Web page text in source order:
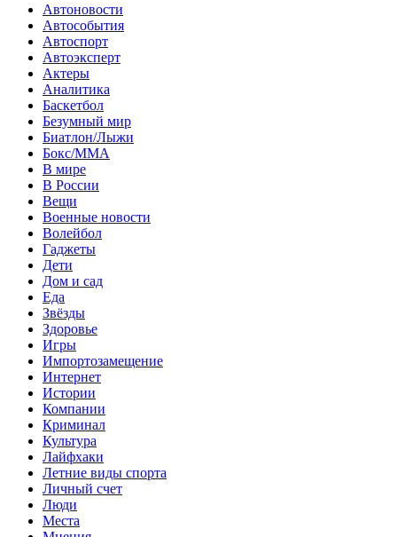
Автоновости
Автособытия
Автоспорт
Автоэксперт
Актеры
Аналитика
Баскетбол
Безумный мир
Биатлон/Лыжи
Бокс/MMA
В мире
В России
Вещи
Военные новости
Волейбол
Гаджеты
Дети
Дом и сад
Еда
Звёзды
Здоровье
Игры
Импортозамещение
Интернет
Истории
Компании
Криминал
Культура
Лайфхаки
Летние виды спорта
Личный счет
Люди
Места